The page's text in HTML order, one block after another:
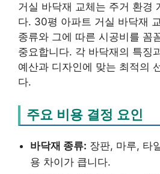
거실 바닥재 교체는 주거 환경
다. 30평 아파트 거실 바닥재
종류와 그에 따른 시공비를 꼼
중요합니다. 각 바닥재의 특징
예산과 디자인에 맞는 최적의
다.
주요 비용 결정 요인
바닥재 종류: 장판, 마루, 타
용 차이가 큽니다.